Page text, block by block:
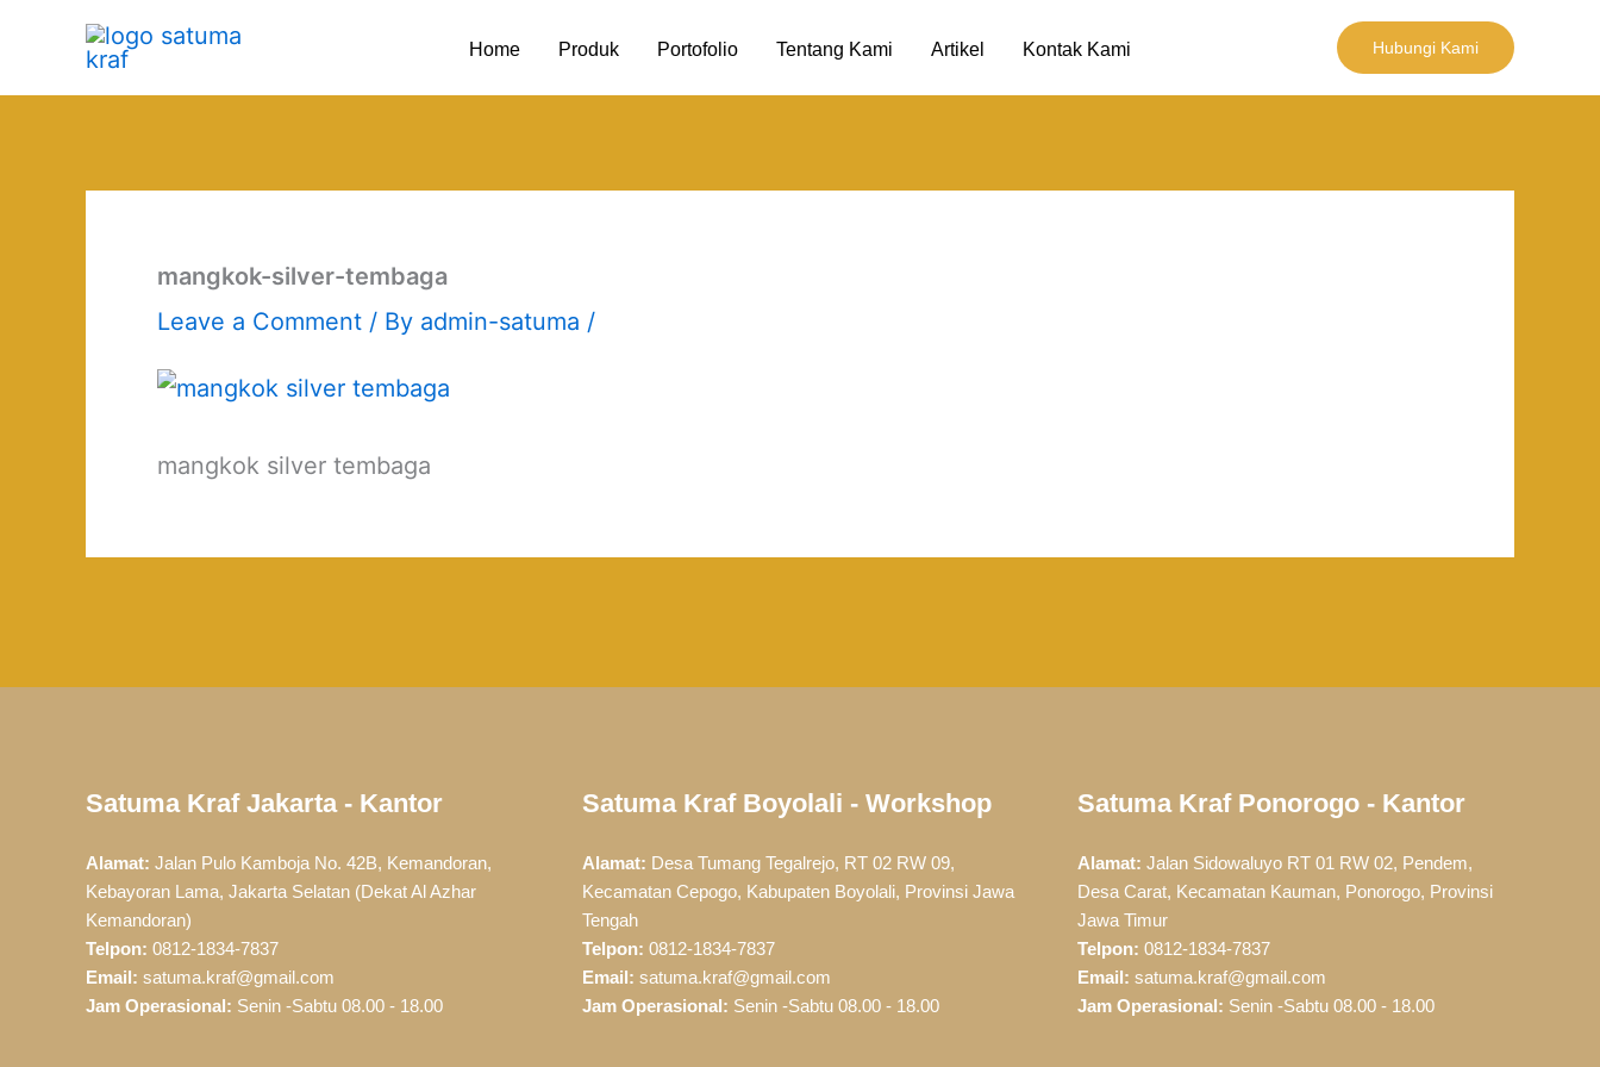
content
Home Produk Portofolio Tentang Kami Artikel Kontak Kami Hubungi Kami
mangkok-silver-tembaga
Leave a Comment / By admin-satuma /
mangkok silver tembaga
Satuma Kraf Jakarta - Kantor
Alamat: Jalan Pulo Kamboja No. 42B, Kemandoran,
Kebayoran Lama, Jakarta Selatan (Dekat Al Azhar
Kemandoran)
Telpon: 0812-1834-7837
Email: satuma.kraf@gmail.com
Jam Operasional: Senin -Sabtu 08.00 - 18.00
Satuma Kraf Boyolali - Workshop
Alamat: Desa Tumang Tegalrejo, RT 02 RW 09,
Kecamatan Cepogo, Kabupaten Boyolali, Provinsi Jawa
Tengah
Telpon: 0812-1834-7837
Email: satuma.kraf@gmail.com
Jam Operasional: Senin -Sabtu 08.00 - 18.00
Satuma Kraf Ponorogo - Kantor
Alamat: Jalan Sidowaluyo RT 01 RW 02, Pendem,
Desa Carat, Kecamatan Kauman, Ponorogo, Provinsi
Jawa Timur
Telpon: 0812-1834-7837
Email: satuma.kraf@gmail.com
Jam Operasional: Senin -Sabtu 08.00 - 18.00